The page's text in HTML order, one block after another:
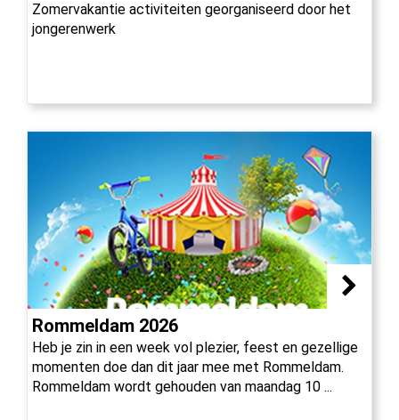
Zomervakantie activiteiten georganiseerd door het
jongerenwerk
Rommeldam 2026
Heb je zin in een week vol plezier, feest en gezellige
momenten doe dan dit jaar mee met Rommeldam.
Rommeldam wordt gehouden van maandag 10 ...